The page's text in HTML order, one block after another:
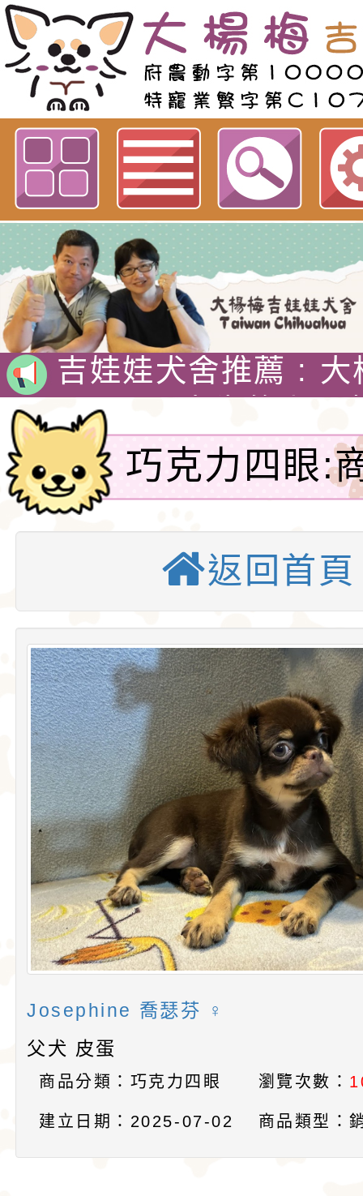
歡迎參觀：商品諮詢線上表單網站
吉娃娃專賣店 : 大楊
犬舍 。
吉娃娃犬舍推薦 : 大
娃犬舍
4月30日出生的小朋
吉娃娃有堅韌的意志
警惕，動作迅速，以
格和嬌小的體型廣受
愛。吉娃娃犬犬不
小型玩具犬，同時也
犬的狩獵與防範本能
似梗類犬的氣質。
1890年，墨西哥總
娃娃藏在花束裡，送
后阿德麗娜‧芭蒂
Patti），後者對外
娃娃成為家喻戶曉的
吉娃娃專賣店 : 大楊
犬舍 。
吉娃娃犬舍推薦 :
娃犬舍
4月30日出生的小朋
吉娃娃有堅韌的意志
警惕，動作迅速，以
格和嬌小的體型廣受
愛。吉娃娃犬犬不僅
小型玩具犬，同時也
犬的狩獵與防範本能
似梗類犬的氣質。
1890年，墨西哥總
娃娃藏在花束裡，送
后阿德麗娜‧芭蒂（
Patti），後者對外
娃娃成為家喻戶曉的
巧克力四眼:
線上表單-吉
返回首頁
Josephine 喬瑟芬 ♀
父犬 皮蛋
商品分類：巧克力四眼 瀏覽次數：
建立日期：2025-07-02 商品類型：